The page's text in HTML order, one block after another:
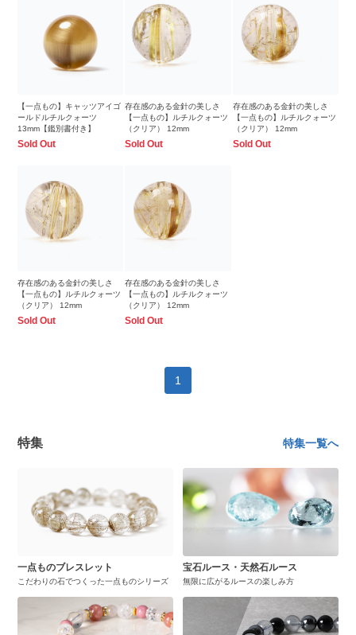
【一点もの】キャッツアイゴ
ールドルチルクォーツ
13mm【鑑別書付き】
Sold Out
存在感のある金針の美しさ
【一点もの】ルチルクォーツ
（クリア） 12mm
Sold Out
存在感のある金針の美しさ
【一点もの】ルチルクォーツ
（クリア） 12mm
Sold Out
存在感のある金針の美しさ
【一点もの】ルチルクォーツ
（クリア） 12mm
Sold Out
存在感のある金針の美しさ
【一点もの】ルチルクォーツ
（クリア） 12mm
Sold Out
1
特集 特集一覧へ
一点ものブレスレット
こだわりの石でつくった一点ものシリーズ
宝石ルース・天然石ルース
無限に広がるルースの楽しみ方